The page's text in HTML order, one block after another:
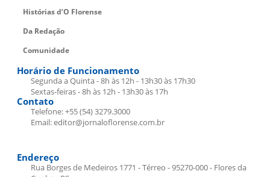
Histórias d’O Florense
Da Redação
Comunidade
Horário de Funcionamento
Segunda a Quinta - 8h às 12h - 13h30 às 17h30
Sextas-feiras - 8h às 12h - 13h30 às 17h
Contato
Telefone: +55 (54) 3279.3000
Email: editor@jornaloflorense.com.br
Endereço
Rua Borges de Medeiros 1771 - Térreo - 95270-000 - Flores da